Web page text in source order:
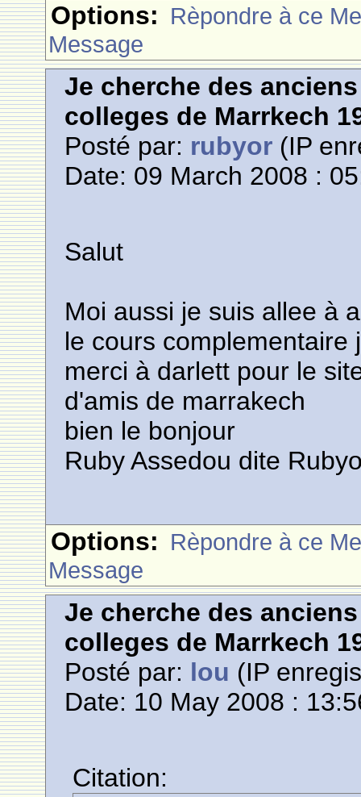
Options: Rèpondre à ce
Message
Je cherche des
colleges de Marrkech
Posté par: rubyor (IP
Date: 09 March 2008 :
Salut
Moi aussi je suis allee à
le cours
merci à darlett pour le
d'amis de marrakech
bien le bonjour
Ruby Assedou dite
Options: Rèpondre à ce
Message
Je cherche des
colleges de Marrkech
Posté par: lou (IP
Date: 10 May 2008 :
Citation: